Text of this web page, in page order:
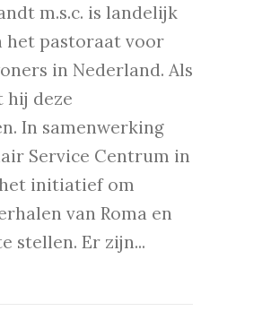
m.s.c. is landelijk
het pastoraat voor
in Nederland. Als
hij deze
In samenwerking
Service Centrum in
initiatief om
van Roma en
stellen. Er zijn...